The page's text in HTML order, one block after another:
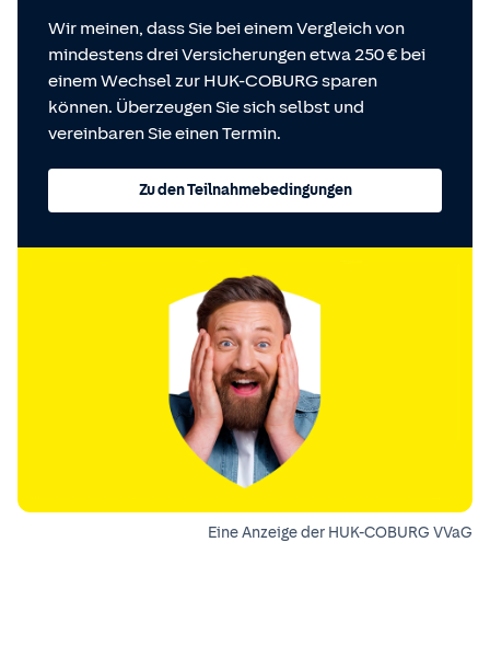
Wir meinen, dass Sie bei einem Vergleich von
mindestens drei Versicherungen etwa 250 € bei
einem Wechsel zur HUK-COBURG sparen
können. Überzeugen Sie sich selbst und
vereinbaren Sie einen Termin.
Zu den Teilnahmebedingungen
Eine Anzeige der HUK-COBURG VVaG